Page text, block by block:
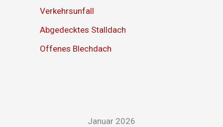
Verkehrsunfall
Abgedecktes Stalldach
Offenes Blechdach
Januar 2026